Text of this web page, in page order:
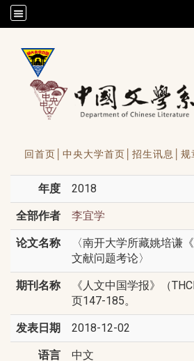
/accesskey"" title="Toolbar">:::
回首页│ 中央大学首页│ 招生讯息│ 规
年度 2018
全部作者 李宜学
论文名称
〈南开大学所藏姚培谦
文献问题考论〉
期刊名称
《人文中国学报》（
页147-185。
发表日期 2018-12-02
语言 中文